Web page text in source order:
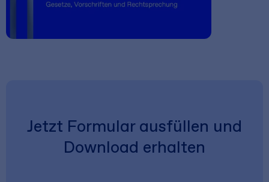
Jetzt Formular ausfüllen und
Download erhalten